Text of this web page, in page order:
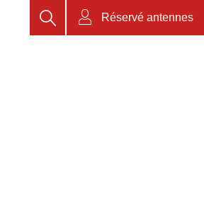
Réservé antennes
Rechercher